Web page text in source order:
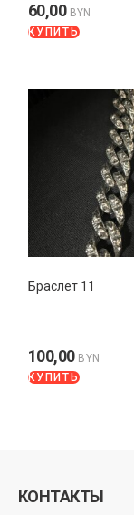
60,00 BYN
КУПИТЬ
Браслет 11
100,00 BYN
КУПИТЬ
КОНТАКТЫ